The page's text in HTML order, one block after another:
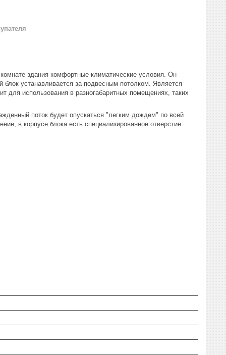
здания комфортные климатические условия. Он
блок устанавливается за подвесным потолком. Является
для использования в разногабаритных помещениях, таких
поток будет опускаться "легким дождем" по всей
в корпусе блока есть специализированное отверстие